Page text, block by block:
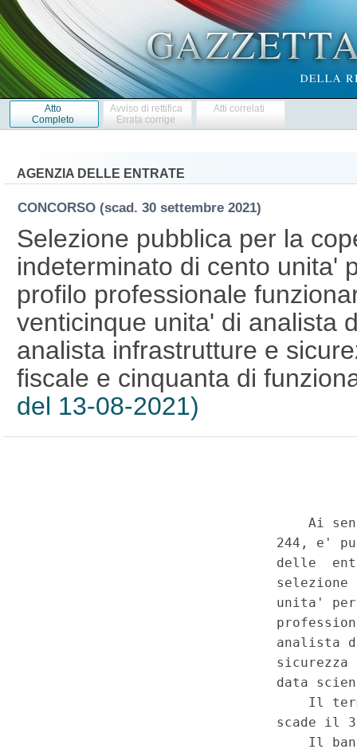
Atto
Completo
Avviso di rettifica
Errata corrige
Atti correlati
AGENZIA DELLE ENTRATE
CONCORSO (scad. 30 settembre 2021)
Selezione pubblica per la
indeterminato di cento unita'
profilo professionale
venticinque unita' di analista
analista infrastrutture e
fiscale e cinquanta di
del 13-08-2021)